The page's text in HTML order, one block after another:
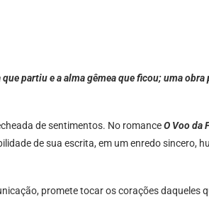
partiu e a alma gêmea que ficou; uma obra
de sentimentos. No romanceO Voo da
de sua escrita, em um enredo sincero,
promete tocar os corações daqueles